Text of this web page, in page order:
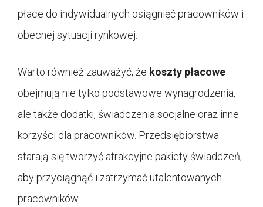
płace do indywidualnych osiągnięć pracowników i
obecnej sytuacji rynkowej.
Warto również zauważyć, że koszty płacowe
obejmują nie tylko podstawowe wynagrodzenia,
ale także dodatki, świadczenia socjalne oraz inne
korzyści dla pracowników. Przedsiębiorstwa
starają się tworzyć atrakcyjne pakiety świadczeń,
aby przyciągnąć i zatrzymać utalentowanych
pracowników.